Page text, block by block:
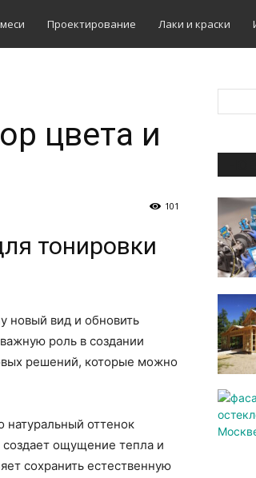
Проектирование Лаки и краски
цвета и
101
тонировки
новый вид и обновить
роль в создании
решений, которые можно
натуральный оттенок
создает ощущение тепла и
сохранить естественную